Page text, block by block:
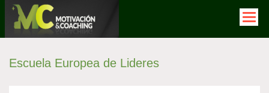
Pasar
contenido
Escuela Europea de Lideres
Solapas